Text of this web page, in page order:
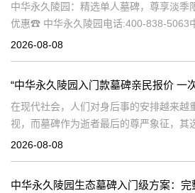
中华永久陵园：精选单人墓碑，尊享淡季
优惠☎ 中华永久陵园电话:400-838-5063
永久陵园，作为国内知名的陵园品牌，始
2026-08-08
在现代社会，人们对身后事的安排越来越
视，而墓碑作为逝者最后的尊严象征，其
与设计也变得尤为重要。中华永久陵园作
2026-08-08